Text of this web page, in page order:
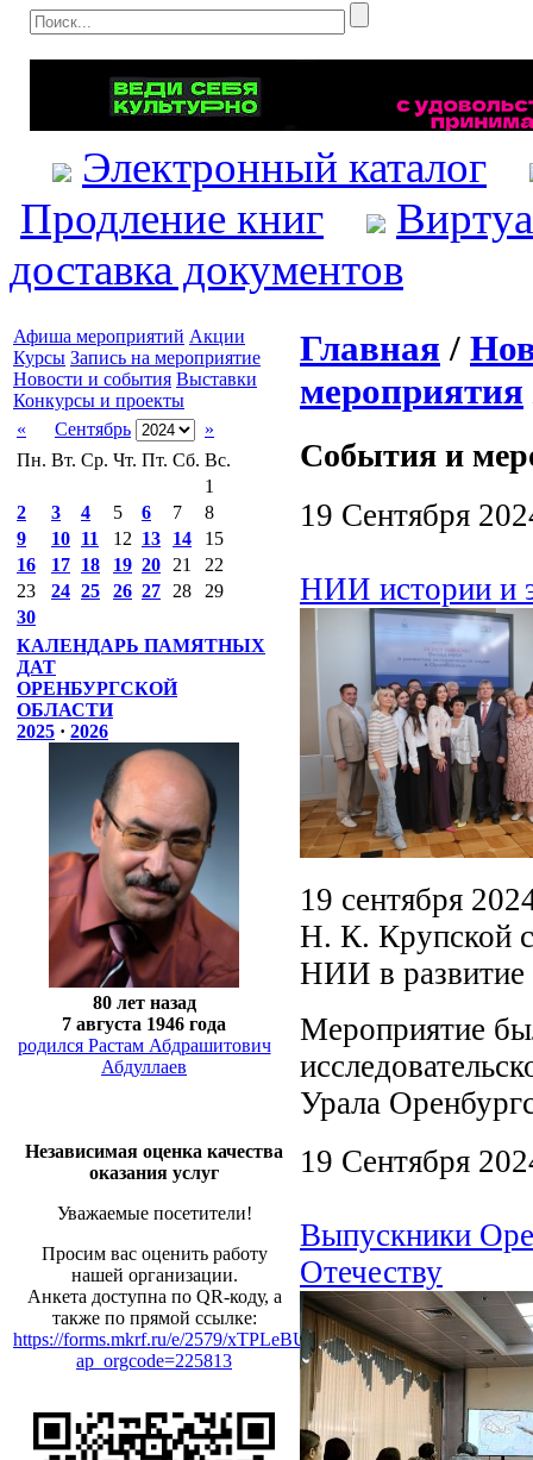
Электронный каталог
Продление книг
доставка документов
Афиша мероприятий Акции
Курсы Запись на мероприятие
Новости и события Выставки
Конкурсы и проекты
«
Сентябрь
»
Пн. Вт. Ср. Чт. Пт. Сб. Вс.
1
2
3 4 5 6 7
8
9
10 11 12 13 14
15
16
17 18 19 20 21
22
23
24 25 26 27 28
29
30
КАЛЕНДАРЬ ПАМЯТНЫХ
ДАТ
ОРЕНБУРГСКОЙ
ОБЛАСТИ
2025 · 2026
80 лет назад
7 августа 1946 года
родился Растам Абдрашитович
Абдуллаев
Независимая оценка качества
оказания услуг
Уважаемые посетители!
Просим вас оценить работу
нашей организации.
Анкета доступна по QR-коду, а
также по прямой ссылке:
https://forms.mkrf.ru/e/2579/xTPLeBU7/?
ap_orgcode=225813
Главная /
мероприятия
События и
19 Сентября
НИИ истории и
19 сентября
Н. К. Крупской
НИИ в развитие
Мероприятие
Урала
19 Сентября
Выпускники
Отечеству